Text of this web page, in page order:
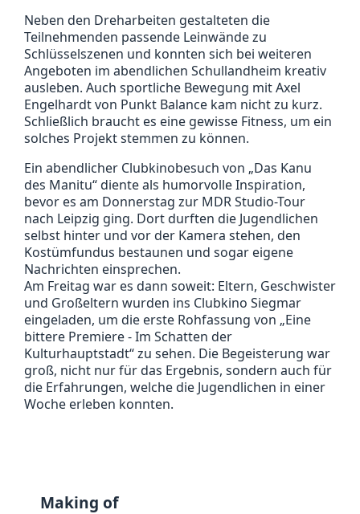
Neben den Dreharbeiten gestalteten die
Teilnehmenden passende Leinwände zu
Schlüsselszenen und konnten sich bei weiteren
Angeboten im abendlichen Schullandheim kreativ
ausleben. Auch sportliche Bewegung mit Axel
Engelhardt von Punkt Balance kam nicht zu kurz.
Schließlich braucht es eine gewisse Fitness, um ein
solches Projekt stemmen zu können.
Ein abendlicher Clubkinobesuch von „Das Kanu
des Manitu“ diente als humorvolle Inspiration,
bevor es am Donnerstag zur MDR Studio-Tour
nach Leipzig ging. Dort durften die Jugendlichen
selbst hinter und vor der Kamera stehen, den
Kostümfundus bestaunen und sogar eigene
Nachrichten einsprechen.
Am Freitag war es dann soweit: Eltern, Geschwister
und Großeltern wurden ins Clubkino Siegmar
eingeladen, um die erste Rohfassung von „Eine
bittere Premiere - Im Schatten der
Kulturhauptstadt“ zu sehen. Die Begeisterung war
groß, nicht nur für das Ergebnis, sondern auch für
die Erfahrungen, welche die Jugendlichen in einer
Woche erleben konnten.
Making of